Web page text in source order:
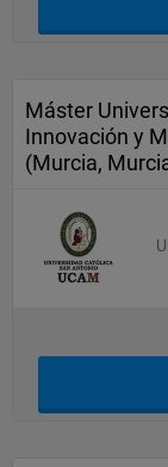
Máster
Innovación y
(Murcia,